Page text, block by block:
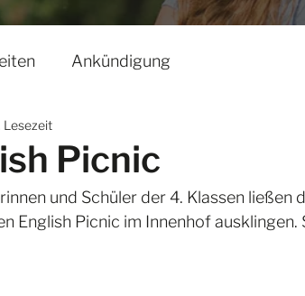
Ankündigung
Picnic
Lesezeit
und Schüler der 4. Klassen
English Picnic im Innenhof